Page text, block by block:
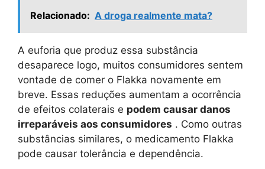
Relacionado: A droga realmente mata?
A euforia que produz essa substância
desaparece logo, muitos consumidores sentem
vontade de comer o Flakka novamente em
breve. Essas reduções aumentam a ocorrência
de efeitos colaterais e podem causar danos
irreparáveis ​​aos consumidores . Como outras
substâncias similares, o medicamento Flakka
pode causar tolerância e dependência.